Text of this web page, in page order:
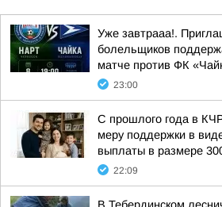
Уже завтрааа!.
болельщиков
матче против ФК
23:00
С прошлого года в
меру поддержки в
выплаты в размере
22:09